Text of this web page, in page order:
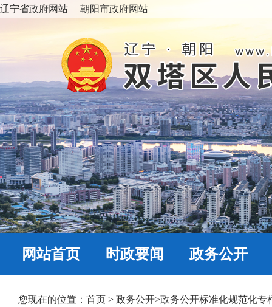
辽宁省政府网站 朝阳市政府网站
网站首页 时政要闻 政务公开
您现在的位置： 首页 > 政务公开>政务公开标准化规范化专